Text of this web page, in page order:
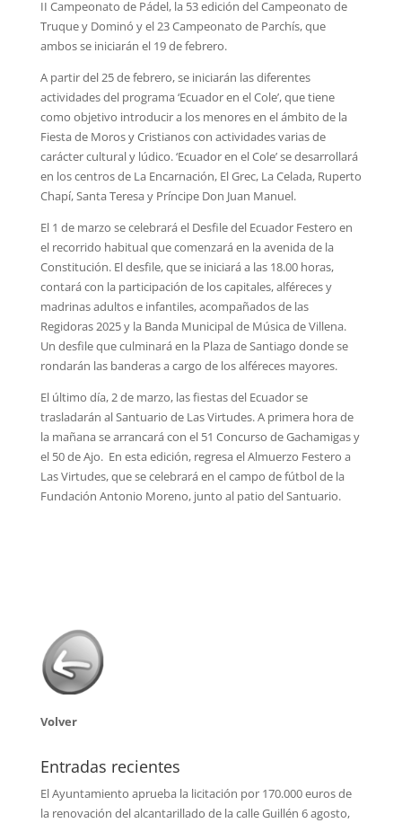
II Campeonato de Pádel, la 53 edición del Campeonato de
Truque y Dominó y el 23 Campeonato de Parchís, que
ambos se iniciarán el 19 de febrero.
A partir del 25 de febrero, se iniciarán las diferentes
actividades del programa ‘Ecuador en el Cole’, que tiene
como objetivo introducir a los menores en el ámbito de la
Fiesta de Moros y Cristianos con actividades varias de
carácter cultural y lúdico. ‘Ecuador en el Cole’ se desarrollará
en los centros de La Encarnación, El Grec, La Celada, Ruperto
Chapí, Santa Teresa y Príncipe Don Juan Manuel.
El 1 de marzo se celebrará el Desfile del Ecuador Festero en
el recorrido habitual que comenzará en la avenida de la
Constitución. El desfile, que se iniciará a las 18.00 horas,
contará con la participación de los capitales, alféreces y
madrinas adultos e infantiles, acompañados de las
Regidoras 2025 y la Banda Municipal de Música de Villena.
Un desfile que culminará en la Plaza de Santiago donde se
rondarán las banderas a cargo de los alféreces mayores.
El último día, 2 de marzo, las fiestas del Ecuador se
trasladarán al Santuario de Las Virtudes. A primera hora de
la mañana se arrancará con el 51 Concurso de Gachamigas y
el 50 de Ajo. En esta edición, regresa el Almuerzo Festero a
Las Virtudes, que se celebrará en el campo de fútbol de la
Fundación Antonio Moreno, junto al patio del Santuario.
Volver
Entradas recientes
El Ayuntamiento aprueba la licitación por 170.000 euros de
la renovación del alcantarillado de la calle Guillén 6 agosto,